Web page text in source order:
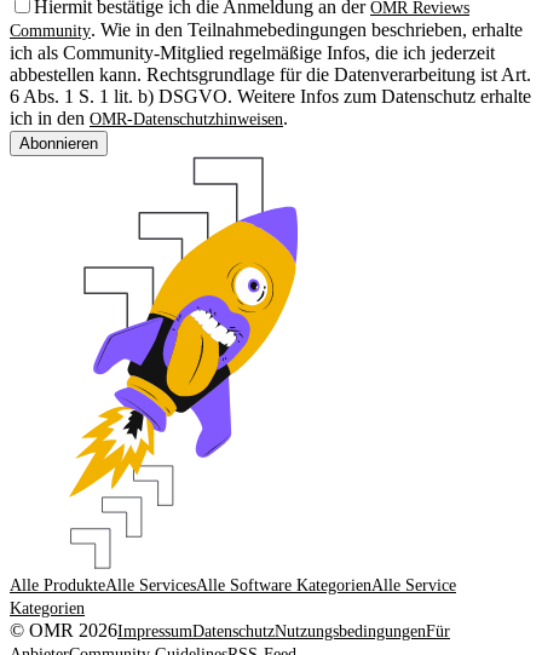
Hiermit bestätige ich die Anmeldung an der OMR Reviews
Community. Wie in den Teilnahmebedingungen beschrieben, erhalte
ich als Community-Mitglied regelmäßige Infos, die ich jederzeit
abbestellen kann. Rechtsgrundlage für die Datenverarbeitung ist Art.
6 Abs. 1 S. 1 lit. b) DSGVO. Weitere Infos zum Datenschutz erhalte
ich in den OMR-Datenschutzhinweisen.
Abonnieren
Alle ProdukteAlle ServicesAlle Software KategorienAlle Service
Kategorien
© OMR 2026ImpressumDatenschutzNutzungsbedingungenFür